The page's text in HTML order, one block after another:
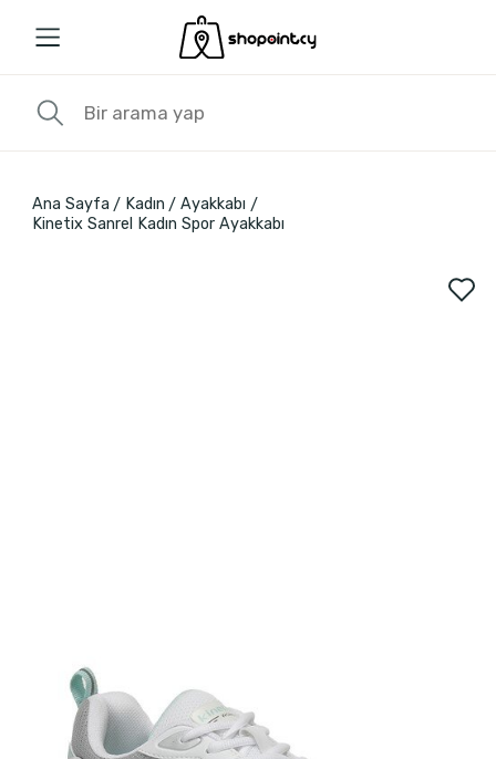
Ana Sayfa Kadın
Ayakkabı
Kinetix Sanrel Kadın Spor Ayakkabı